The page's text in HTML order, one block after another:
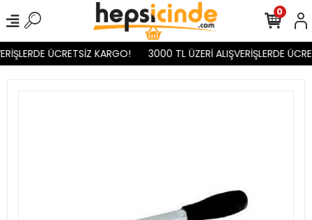
ÜCRETSİZ KARGO! 3000 TL ÜZERİ ALIŞVERİŞLERDE
0